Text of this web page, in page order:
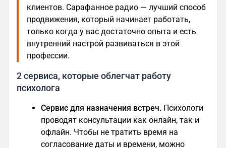
клиентов. Сарафанное радио — лучший способ
продвижения, который начинает работать,
только когда у вас достаточно опыта и есть
внутренний настрой развиваться в этой
профессии.
2 сервиса, которые облегчат работу
психолога
Сервис для назначения встреч. Психологи
проводят консультации как онлайн, так и
офлайн. Чтобы не тратить время на
согласование даты и времени, можно